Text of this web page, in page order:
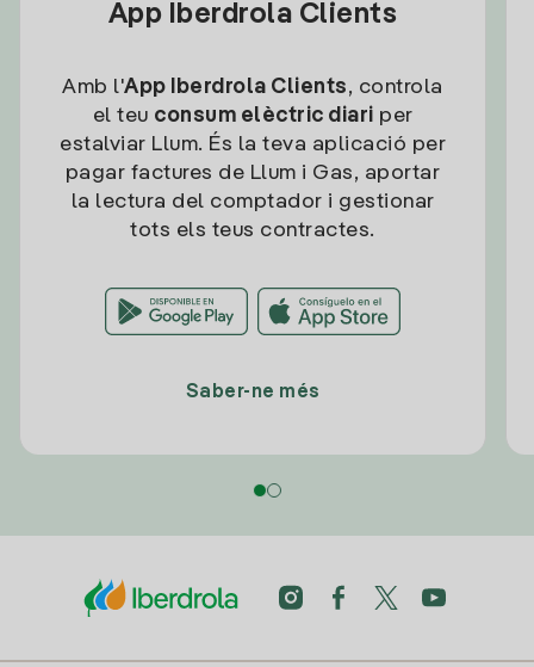
App Iberdrola Clients
Amb l'App Iberdrola Clients, controla
el teu consum elèctric diari per
estalviar Llum. És la teva aplicació per
pagar factures de Llum i Gas, aportar
la lectura del comptador i gestionar
tots els teus contractes.
Saber-ne més